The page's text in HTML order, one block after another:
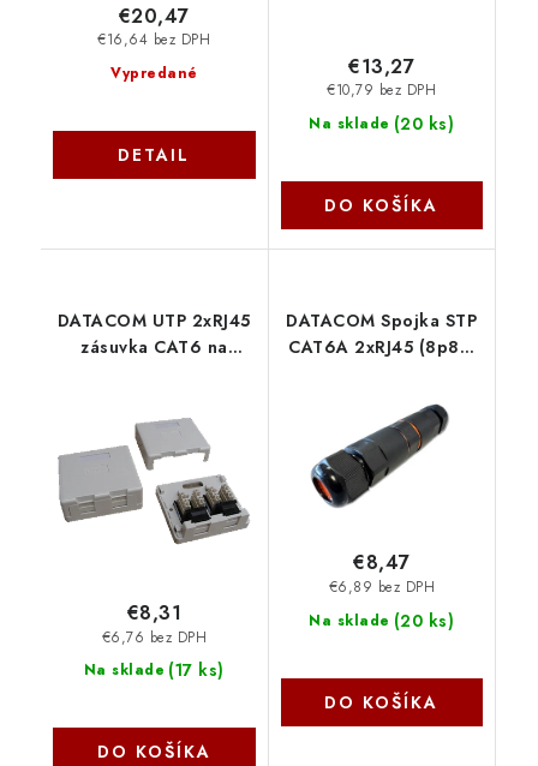
Vypredané
€16,64 bez DPH
€20,47
DETAIL
Na sklade (20 ks)
€10,79 bez DPH
€13,27
DO KOŠÍKA
DATACOM UTP 2xRJ45
zásuvka CAT6 na
Na sklade (17 ks)
€6,76 bez DPH
€8,31
DO KOŠÍKA
DATACOM Spojka STP
CAT6A 2xRJ45 (8p8c)
Na sklade (20 ks)
€6,89 bez DPH
€8,47
DO KOŠÍKA